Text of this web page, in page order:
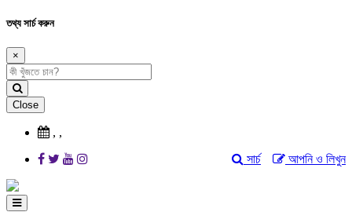
তথ্য সার্চ করুন
×
Close
, ,
আপনি ও লিখুন
সার্চ